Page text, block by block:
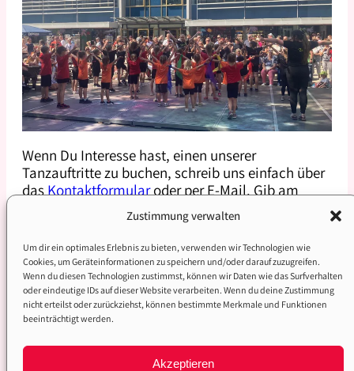
Zustimmung verwalten
Um dir ein optimales Erlebnis zu bieten, verwenden wir Technologien wie
Cookies, um Geräteinformationen zu speichern und/oder darauf zuzugreifen.
Wenn du diesen Technologien zustimmst, können wir Daten wie das Surfverhalten
oder eindeutige IDs auf dieser Website verarbeiten. Wenn du deine Zustimmung
nicht erteilst oder zurückziehst, können bestimmte Merkmale und Funktionen
beeinträchtigt werden.
Akzeptieren
Wenn Du Interesse hast, einen unserer
Tanzauftritte zu buchen, schreib uns einfach über
dasKontaktformularoder per E-Mail. Gib am
besten gleich ein paar Eckdaten an (Datum, Ort,
Anlass, gewünschte Auftrittslänge etc.), dann
melden wir uns mit allen weiteren Infos zurück.
Wir freuen uns darauf, eure Veranstaltung
tänzerisch zu bereichern! 💃✨